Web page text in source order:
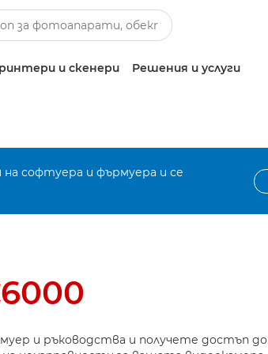
и скенери Решения и услуги
софтуера и фърмуера и се
и ръководства и получете достъп до